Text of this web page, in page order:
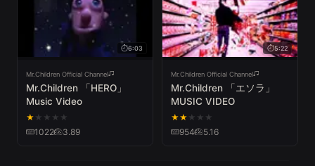
6:03
Mr.Children Official Channel
Mr.Children 「HERO」
Music Video
★ ★ ★ ★ ★
1022 3.89
5:22
Mr.Children Official Channel
Mr.Children 「エソラ」
MUSIC VIDEO
★★ ★ ★ ★
954 5.16